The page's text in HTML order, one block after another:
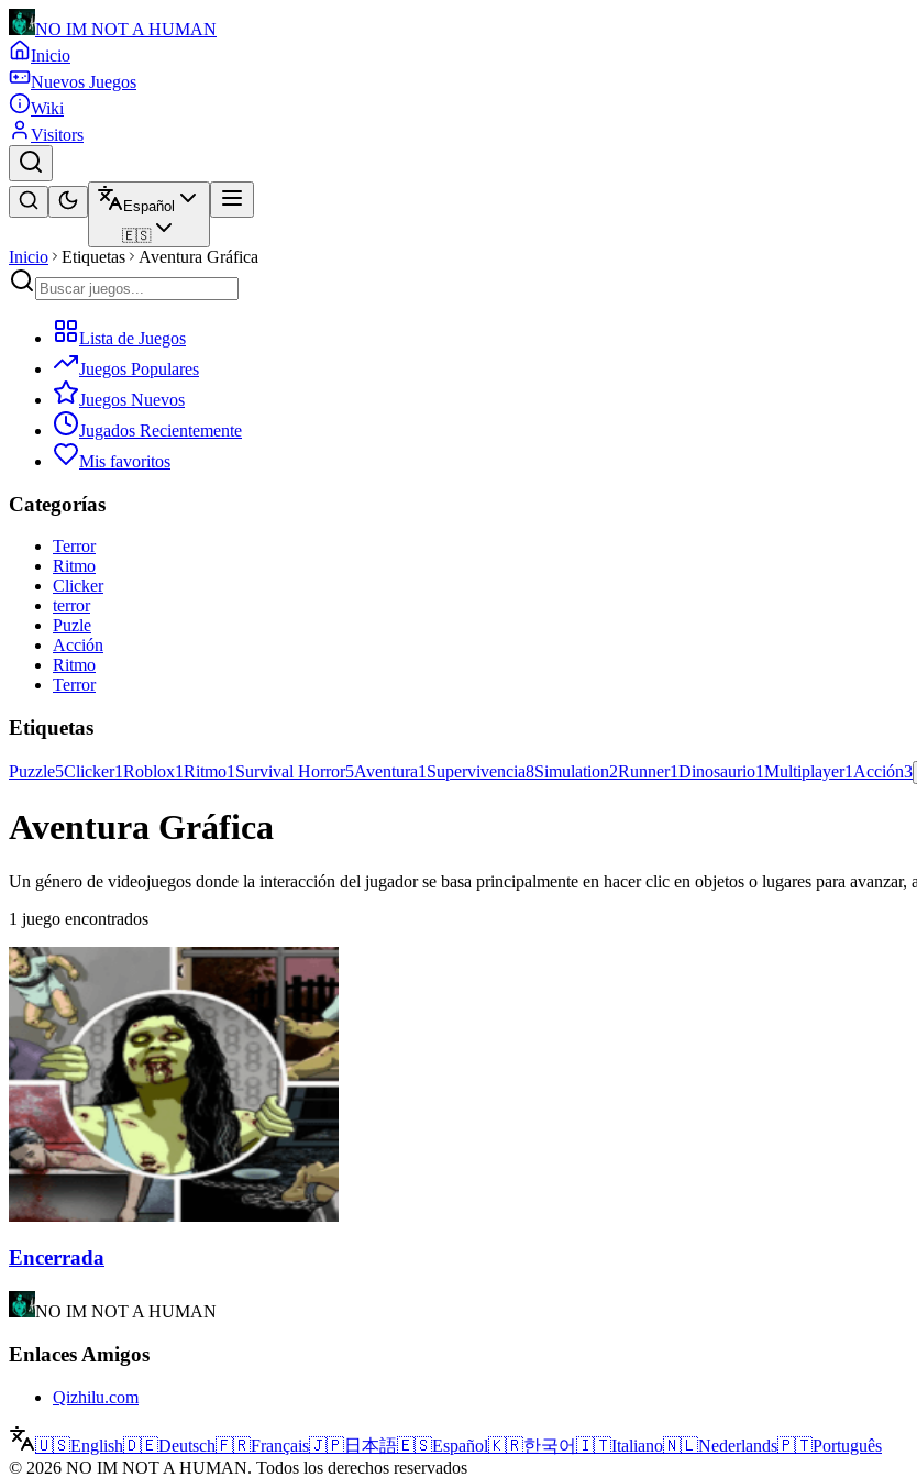
NO IM NOT A HUMAN
Inicio
Nuevos Juegos
Wiki
Visitors
Español
🇪🇸
Inicio Etiquetas Aventura Gráfica
Lista de Juegos
Juegos Populares
Juegos Nuevos
Jugados Recientemente
Mis favoritos
Categorías
Terror
Ritmo
Clicker
terror
Puzle
Acción
Ritmo
Terror
Etiquetas
Puzzle5Clicker1Roblox1Ritmo1 Survival Horror5Aventura1 Supervivencia8Simulation2Runner1Dinosaurio1Multiplayer1 Acción3
Aventura Gráfica
Un género de videojuegos donde la interacción del jugador se basa principalmente en hacer clic en objetos o lugares para
1 juego encontrados
Encerrada
NO IM NOT A HUMAN
Enlaces Amigos
Qizhilu.com
🇺🇸English🇩🇪Deutsch🇫🇷Français🇯🇵日本語🇪🇸Español🇰🇷한국어🇮🇹Italiano🇳🇱Nederlands🇵🇹Português
© 2026 NO IM NOT A HUMAN. Todos los derechos reservados